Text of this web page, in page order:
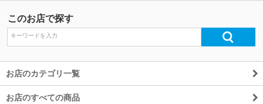
このお店で探す
お店のカテゴリ一覧
お店のすべての商品